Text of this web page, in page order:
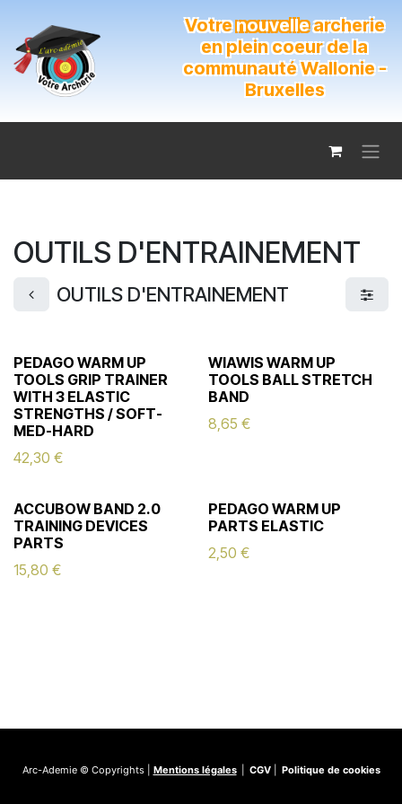
Votrenouvellearcherie
en plein coeur de la
communauté Wallonie -
Bruxelles
OUTILS D'ENTRAINEMENT
OUTILS D'ENTRAINEMENT
PEDAGO WARM UP
TOOLS GRIP TRAINER
WITH 3 ELASTIC
STRENGTHS / SOFT-
MED-HARD
42,30 €
WIAWIS WARM UP
TOOLS BALL STRETCH
BAND
8,65 €
ACCUBOW BAND 2.0
TRAINING DEVICES
PARTS
15,80 €
PEDAGO WARM UP
PARTS ELASTIC
2,50 €
Arc-Ademie © Copyrights | Mentions légales CGV Politique de cookies